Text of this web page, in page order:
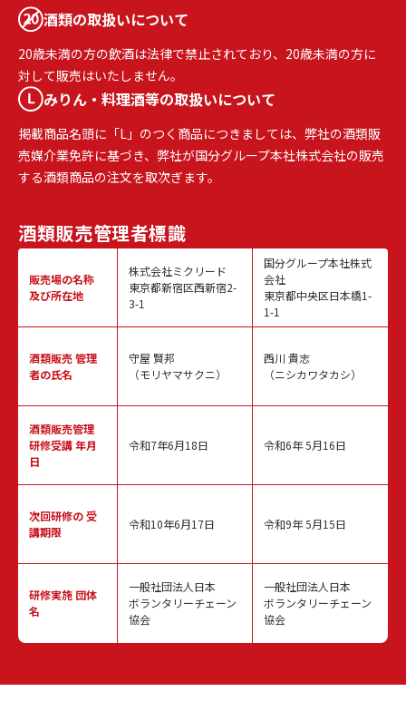
酒類の取扱いについて
20歳未満の方の飲酒は法律で禁止されており、20歳未満の方に
対して販売はいたしません。
みりん・料理酒等の取扱いについて
掲載商品名頭に「L」のつく商品につきましては、弊社の酒類販
売媒介業免許に基づき、弊社が国分グループ本社株式会社の販売
する酒類商品の注文を取次ぎます。
酒類販売管理者標識
販売場の名称
及び所在地
酒類販売管理
者の氏名
酒類販売管理
研修受講 年月
日
次回研修の受
講期限
研修実施 団体
名
株式会社ミクリード
東京都新宿区西新宿2-
3-1
守屋 賢邦
（モリヤマサクニ）
令和7年6月18日
令和10年6月17日
一般社団法人日本
ボランタリーチェーン
協会
国分グループ本社株式
会社
東京都中央区日本橋1-
1-1
西川 貴志
（ニシカワタカシ）
令和6年 5月16日
令和9年 5月15日
一般社団法人日本
ボランタリーチェーン
協会